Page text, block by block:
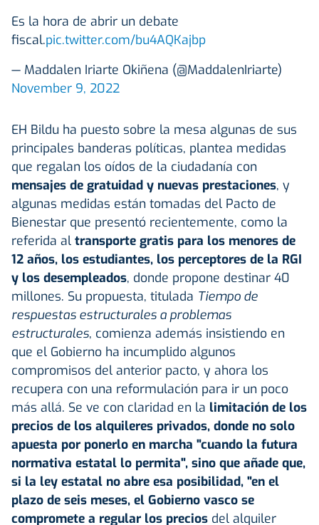
Es la hora de abrir un debate
fiscal.pic.twitter.com/bu4AQKajbp
— Maddalen Iriarte Okiñena (@MaddalenIriarte)
November 9, 2022
EH Bildu ha puesto sobre la mesa algunas de sus
principales banderas políticas, plantea medidas
que regalan los oídos de la ciudadanía con
mensajes de gratuidad y nuevas prestaciones, y
algunas medidas están tomadas del Pacto de
Bienestar que presentó recientemente, como la
referida al transporte gratis para los menores de
12 años, los estudiantes, los perceptores de la RGI
y los desempleados, donde propone destinar 40
millones. Su propuesta, titulada Tiempo de
respuestas estructurales a problemas
estructurales, comienza además insistiendo en
que el Gobierno ha incumplido algunos
compromisos del anterior pacto, y ahora los
recupera con una reformulación para ir un poco
más allá. Se ve con claridad en la limitación de los
precios de los alquileres privados, donde no solo
apuesta por ponerlo en marcha "cuando la futura
normativa estatal lo permita", sino que añade que,
si la ley estatal no abre esa posibilidad, "en el
plazo de seis meses, el Gobierno vasco se
compromete a regular los precios del alquiler